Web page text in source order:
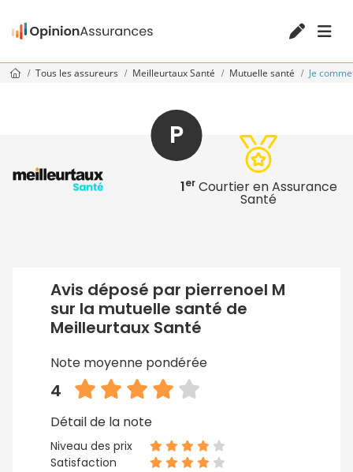
Tous les assureurs Meilleurtaux Santé Mutuelle santé Je
P
Avis déposé par pierrenoel M
sur la mutuelle santé de
Meilleurtaux Santé
Note moyenne pondérée
4
Détail de la note
Niveau des prix
Satisfaction
1er Courtier en Assurance
Santé